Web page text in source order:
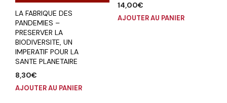
LA FABRIQUE DES
PANDEMIES –
PRESERVER LA
BIODIVERSITE, UN
IMPERATIF POUR LA
SANTE PLANETAIRE
8,30€
AJOUTER AU PANIER
14,00€
AJOUTER AU PANIER